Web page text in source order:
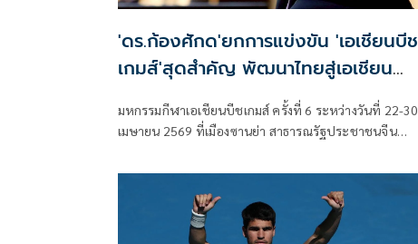
'ดร.ก้องศักด'ยกการแข่งขัน 'เอเชียนบีช
เกมส์'สุดสำคัญ พัฒนาไทยสู่เอเชียน
มหกรรมกีฬาเอเชียนบีชเกมส์ ครั้งที่ 6 ระหว่างวันที่ 22-30
เมษายน 2569 ที่เมืองซานย่า สาธารณรัฐประชาชนจีน
นักกีฬาไทย พัฒนาไปสู่เอเชียนเกมส์ ครั้งที่ 20 ที่ประเทศ
ญี่ปุ่น ดร.ก้องศักด ยอดมณี ผู้ว่าการ กกท. เผย หลายชนิด
กีฬา อาทิ บาสเกตบอล 3x3, วอลเลย์บอลชายหาด, เรือใบ
และปีนหน้าผา ต่อยอดไปได้ถึงโอลิมปิกเกมส์ 2028